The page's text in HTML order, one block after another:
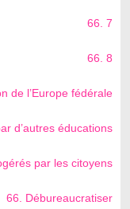
66. 7
66. 8
de l’Europe fédérale
d’autres éducations
par les citoyens
66. Débureaucratiser